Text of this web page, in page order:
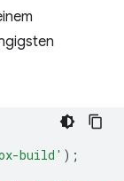
build' );